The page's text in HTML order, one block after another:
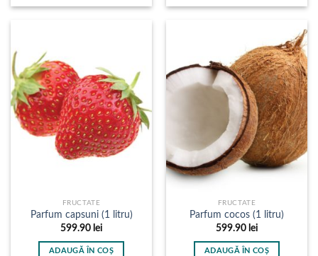
la
variații.
Opțiunile
pot
fi
alese
în
FRUCTATE
Parfum capsuni (1 litru)
599.90 lei
ADAUGĂ ÎN COȘ
FRUCTATE
Parfum cocos (1 litru)
599.90 lei
ADAUGĂ ÎN COȘ